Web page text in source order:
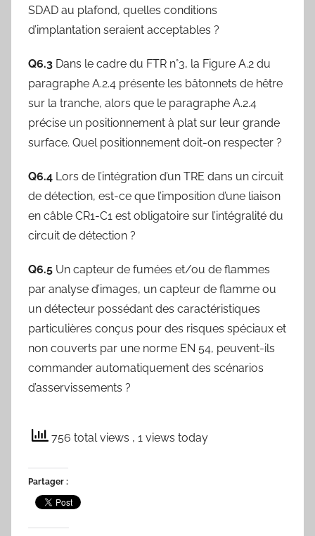
SDAD au plafond, quelles conditions
d’implantation seraient acceptables ?
Q6.3 Dans le cadre du FTR n°3, la Figure A.2 du
paragraphe A.2.4 présente les bâtonnets de hêtre
sur la tranche, alors que le paragraphe A.2.4
précise un positionnement à plat sur leur grande
surface. Quel positionnement doit-on respecter ?
Q6.4 Lors de l’intégration d’un TRE dans un circuit
de détection, est-ce que l’imposition d’une liaison
en câble CR1-C1 est obligatoire sur l’intégralité du
circuit de détection ?
Q6.5 Un capteur de fumées et/ou de flammes
par analyse d’images, un capteur de flamme ou
un détecteur possédant des caractéristiques
particulières conçus pour des risques spéciaux et
non couverts par une norme EN 54, peuvent-ils
commander automatiquement des scénarios
d’asservissements ?
756 total views , 1 views today
Partager :